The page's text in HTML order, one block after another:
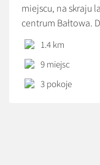
miejscu, na skraju
centrum Bałtowa.
nim związanych
wiedzie przez
odpocząć od
śpiewu ptaków i
1.4 km
9 miejsc
3 pokoje